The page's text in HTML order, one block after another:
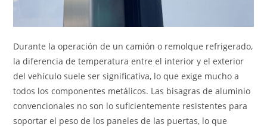
Durante la operación de un camión o remolque refrigerado,
la diferencia de temperatura entre el interior y el exterior
del vehículo suele ser significativa, lo que exige mucho a
todos los componentes metálicos. Las bisagras de aluminio
convencionales no son lo suficientemente resistentes para
soportar el peso de los paneles de las puertas, lo que